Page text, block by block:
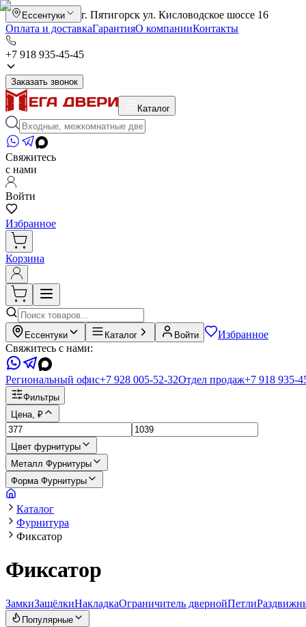
Ессентуки
г. Пятигорск ул. Кисловодское шоссе 16
Оплата и доставкаГарантияО компанииКонтакты
+7 918 935-45-45
Заказать звонок
Каталог
Свяжитесь
с нами
Войти
Избранное
Корзина
Ессентуки Каталог Войти
Избранное
Свяжитесь с нами:
Региональный офис+7 928 005-52-32Отдел продаж+7 918 935-
Фильтры
Цена, ₽
Цвет фурнитуры
Металл Фурнитуры
Форма Фурнитуры
Каталог
Фурнитура
Фиксатор
Фиксатор
ЗамкиЗащёлкиНакладкаОграничитель двернойПетли
Популярные